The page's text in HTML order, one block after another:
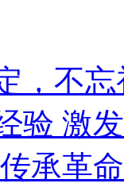
，不
验 激
承革